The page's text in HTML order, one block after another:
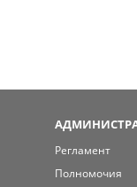
Регламент
Полномочия